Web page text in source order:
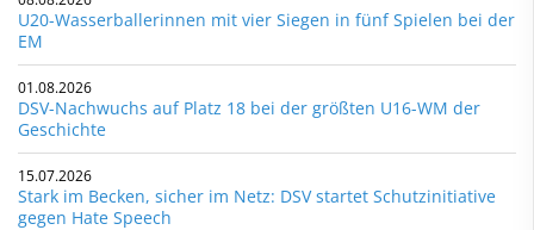
U20-Wasserballerinnen mit vier Siegen in fünf Spielen bei der
EM
01.08.2026
DSV-Nachwuchs auf Platz 18 bei der größten U16-WM der
Geschichte
15.07.2026
Stark im Becken, sicher im Netz: DSV startet Schutzinitiative
gegen Hate Speech